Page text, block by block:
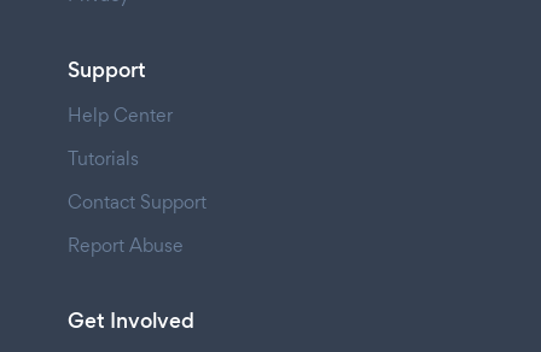
Support
Help Center
Tutorials
Contact Support
Report Abuse
Get Involved